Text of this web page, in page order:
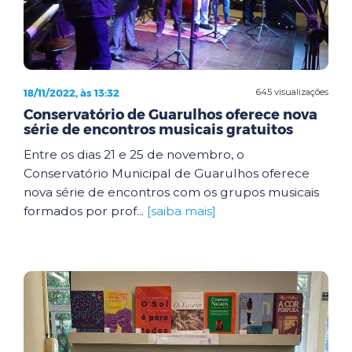
645 visualizações
18/11/2022, às 13:32
Conservatório de Guarulhos oferece nova
série de encontros musicais gratuitos
Entre os dias 21 e 25 de novembro, o
Conservatório Municipal de Guarulhos oferece
nova série de encontros com os grupos musicais
formados por prof... [saiba mais]